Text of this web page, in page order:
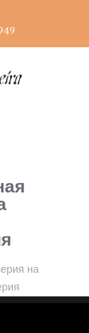
на